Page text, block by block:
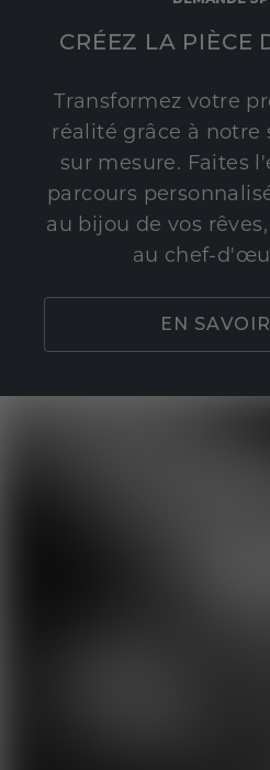
CRÉEZ LA PIÈCE
Transformez votre
réalité grâce à notre
sur mesure. Faites
parcours
au bijou de vos
au chef-
EN